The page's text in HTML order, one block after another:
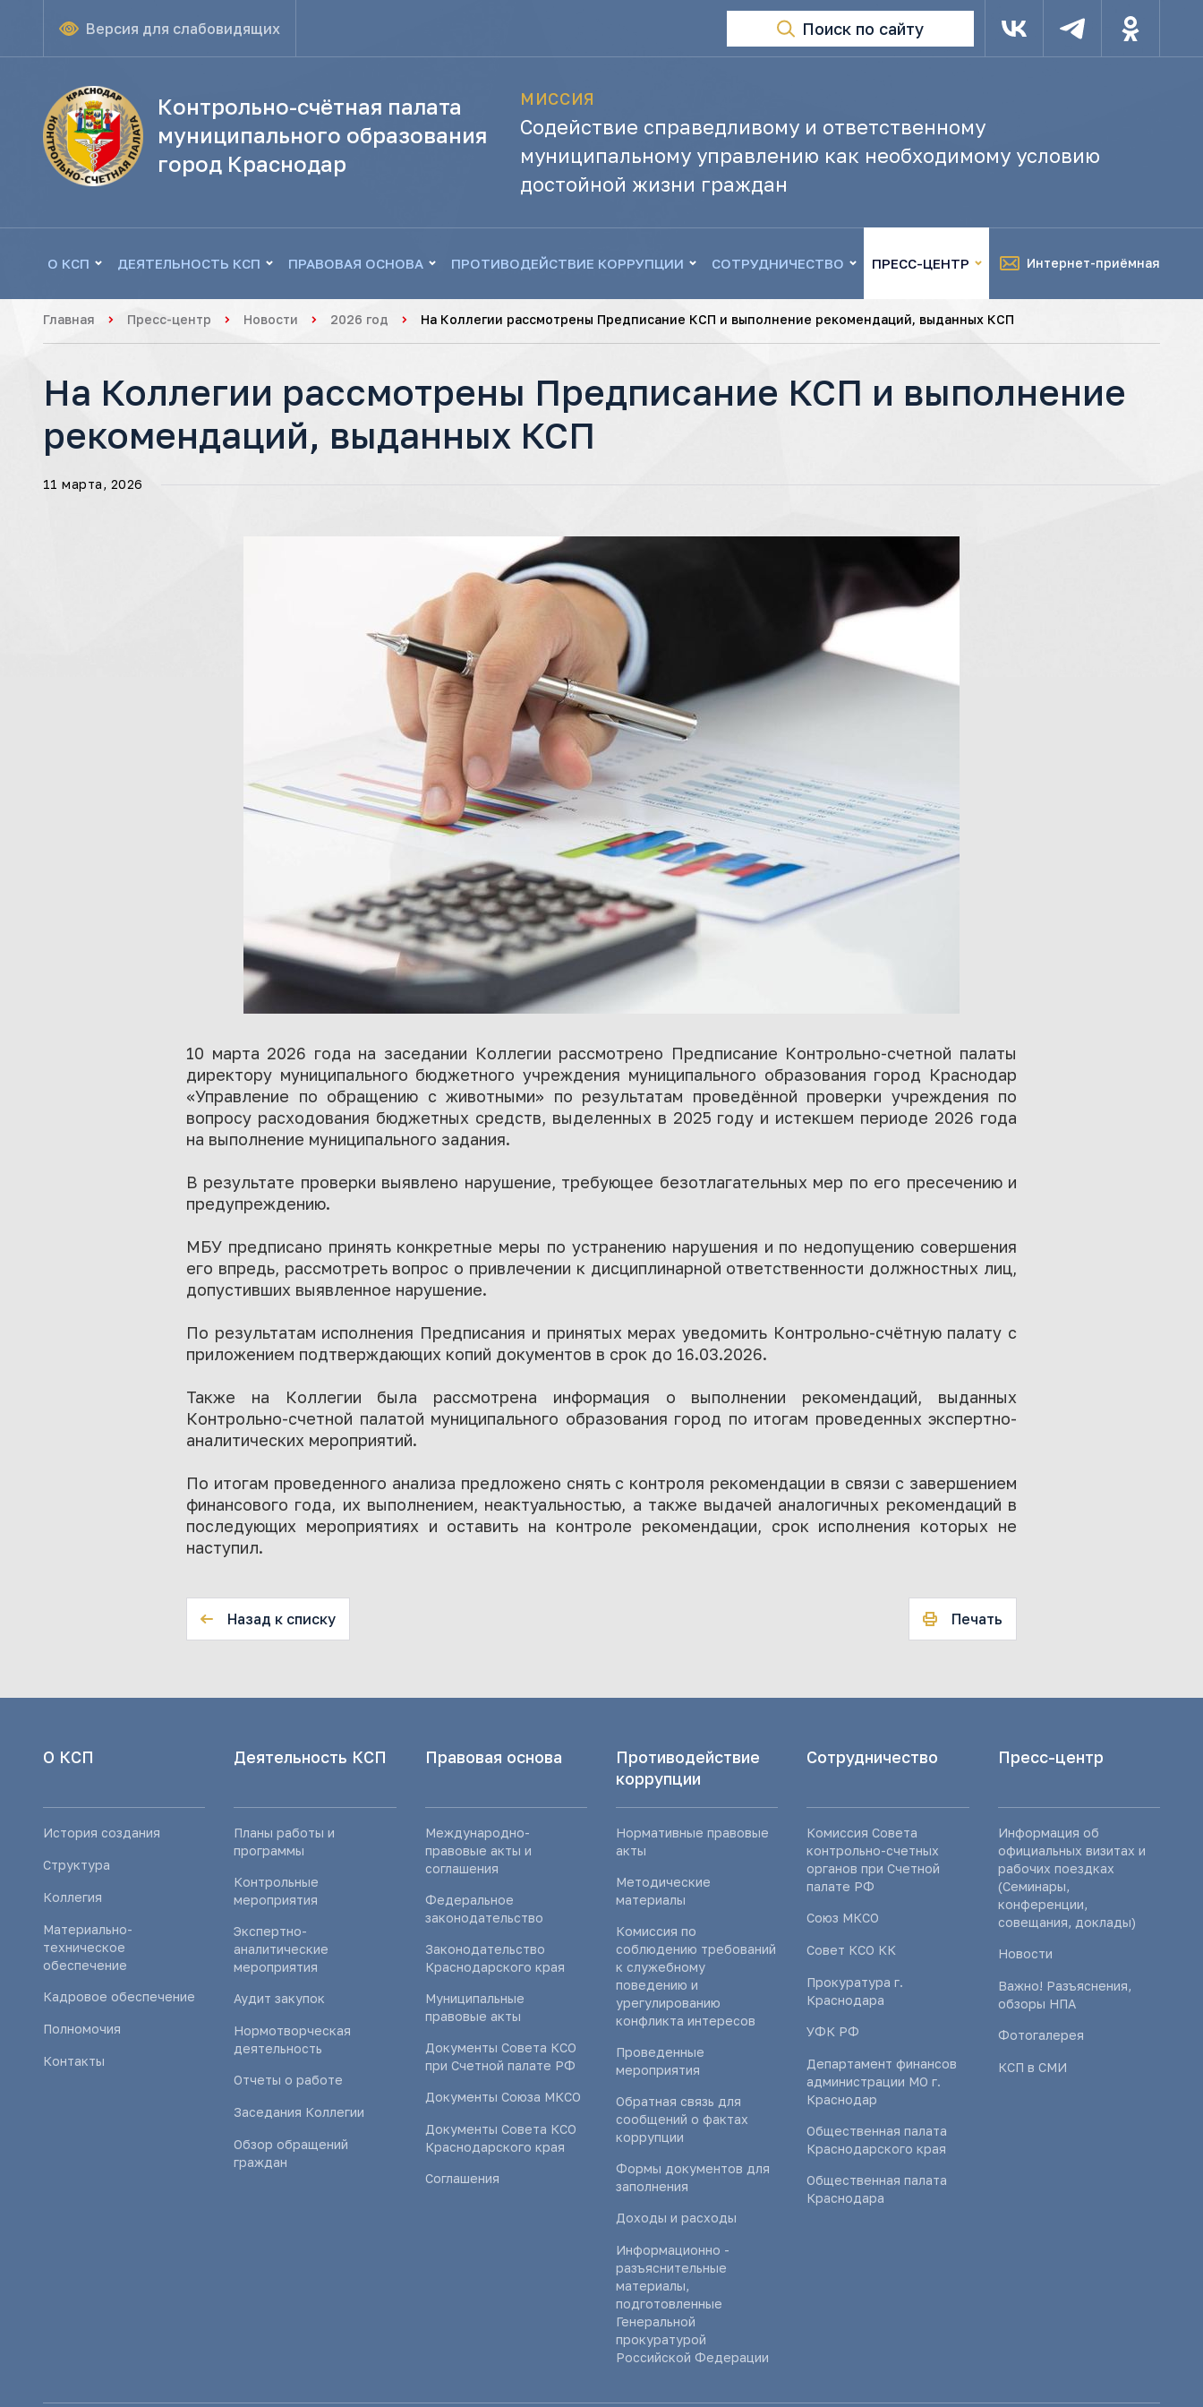
Версия для слабовидящих Поиск по сайту
Контрольно-счётная палата
муниципального образования
город Краснодар
МИССИЯ
Содействие справедливому и ответственному
муниципальному управлению как необходимому условию
достойной жизни граждан
О КСП ДЕЯТЕЛЬНОСТЬ КСП ПРАВОВАЯ ОСНОВА ПРОТИВОДЕЙСТВИЕ КОРРУПЦИИ СОТРУДНИЧЕСТВО ПРЕСС-ЦЕНТР Интернет-приёмная
Главная Пресс-центр Новости 2026 год На Коллегии рассмотрены Предписание КСП и выполнение рекомендаций, выданных КСП
На Коллегии рассмотрены Предписание КСП и выполнение
рекомендаций, выданных КСП
11 марта, 2026
10 марта 2026 года на заседании Коллегии рассмотрено Предписание Контрольно-счетной палаты
директору муниципального бюджетного учреждения муниципального образования город Краснодар
«Управление по обращению с животными» по результатам проведённой проверки учреждения по
вопросу расходования бюджетных средств, выделенных в 2025 году и истекшем периоде 2026 года
на выполнение муниципального задания.
В результате проверки выявлено нарушение, требующее безотлагательных мер по его пресечению и
предупреждению.
МБУ предписано принять конкретные меры по устранению нарушения и по недопущению совершения
его впредь, рассмотреть вопрос о привлечении к дисциплинарной ответственности должностных лиц,
допустивших выявленное нарушение.
По результатам исполнения Предписания и принятых мерах уведомить Контрольно-счётную палату с
приложением подтверждающих копий документов в срок до 16.03.2026.
Также на Коллегии была рассмотрена информация о выполнении рекомендаций, выданных
Контрольно-счетной палатой муниципального образования город по итогам проведенных экспертно-
аналитических мероприятий.
По итогам проведенного анализа предложено снять с контроля рекомендации в связи с завершением
финансового года, их выполнением, неактуальностью, а также выдачей аналогичных рекомендаций в
последующих мероприятиях и оставить на контроле рекомендации, срок исполнения которых не
наступил.
Назад к списку Печать
О КСП
История создания
Структура
Коллегия
Материально-
техническое
обеспечение
Кадровое обеспечение
Полномочия
Контакты
Деятельность КСП
Планы работы и
программы
Контрольные
мероприятия
Экспертно-
аналитические
мероприятия
Аудит закупок
Нормотворческая
деятельность
Отчеты о работе
Заседания Коллегии
Обзор обращений
граждан
Правовая основа
Международно-
правовые акты и
соглашения
Федеральное
законодательство
Законодательство
Краснодарского края
Муниципальные
правовые акты
Документы Совета КСО
при Счетной палате РФ
Документы Союза МКСО
Документы Совета КСО
Краснодарского края
Соглашения
Противодействие
коррупции
Нормативные правовые
акты
Методические
материалы
Комиссия по
соблюдению требований
к служебному
поведению и
урегулированию
конфликта интересов
Проведенные
мероприятия
Обратная связь для
сообщений о фактах
коррупции
Формы документов для
заполнения
Доходы и расходы
Информационно -
разъяснительные
материалы,
подготовленные
Генеральной
прокуратурой
Российской Федерации
Сотрудничество
Комиссия Совета
контрольно-счетных
органов при Счетной
палате РФ
Союз МКСО
Совет КСО КК
Прокуратура г.
Краснодара
УФК РФ
Департамент финансов
администрации МО г.
Краснодар
Общественная палата
Краснодарского края
Общественная палата
Краснодара
Пресс-центр
Информация об
официальных визитах и
рабочих поездках
(Семинары,
конференции,
совещания, доклады)
Новости
Важно! Разъяснения,
обзоры НПА
Фотогалерея
КСП в СМИ